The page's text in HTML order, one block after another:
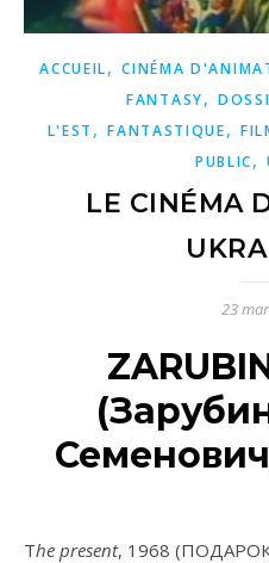
ACCUEIL,CINÉMA
FANTASY,
L'EST ,FANTASTIQUE,
PUBLIC,
LE CINÉMA
23
The present, 1968